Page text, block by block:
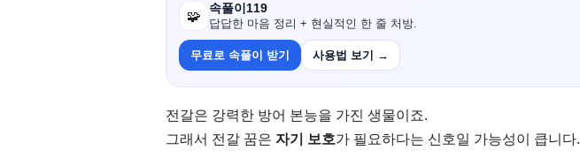
🧩
속풀이119
답답한 마음 정리 + 현실적인 한 줄 처방.
무료로 속풀이 받기 사용법 보기 →
전갈은 강력한 방어 본능을 가진 생물이죠.
그래서 전갈 꿈은 자기 보호가 필요하다는 신호일 가능성이 큽니다.